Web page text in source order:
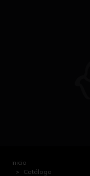
Inicio
Catálogo